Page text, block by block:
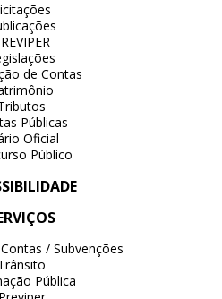
de Contas
Públicas
Oficial
Público
/ Subvenções
Pública